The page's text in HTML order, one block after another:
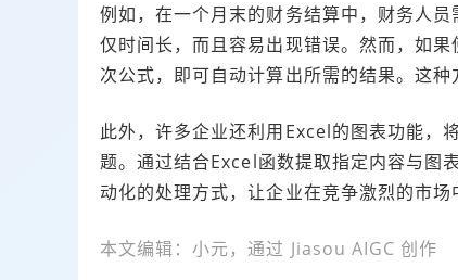
例如，在一个月末的财务结算中，财务人
仅时间长，而且容易出现错误。然而，如
次公式，即可自动计算出所需的结果。这
此外，许多企业还利用Excel的图表功能，
题。通过结合Excel函数提取指定内容与图
动化的处理方式，让企业在竞争激烈的市场
本文编辑：小元，通过 Jiasou AIGC 创作